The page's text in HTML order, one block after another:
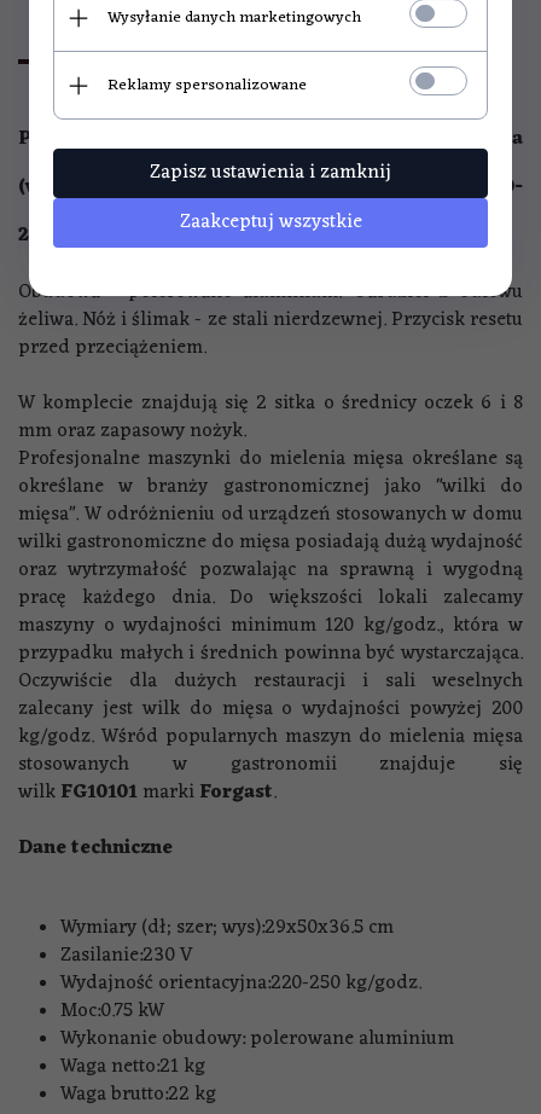
OPIS PRODUKTU
Profesjonalna maszynka do mielenia mięsa
(wilk) marki Forgast o orientacyjnej wydajności 220-
250 kg/godz.
Obudowa - polerowane aluminium. Gardziel z odlewu
żeliwa. Nóż i ślimak - ze stali nierdzewnej. Przycisk resetu
przed przeciążeniem.
W komplecie znajdują się 2 sitka o średnicy oczek 6 i 8
mm oraz zapasowy nożyk.
Profesjonalne maszynki do mielenia mięsa określane są
określane w branży gastronomicznej jako "wilki do
mięsa". W odróżnieniu od urządzeń stosowanych w domu
wilki gastronomiczne do mięsa posiadają dużą wydajność
oraz wytrzymałość pozwalając na sprawną i wygodną
pracę każdego dnia. Do większości lokali zalecamy
maszyny o wydajności minimum 120 kg/godz., która w
przypadku małych i średnich powinna być wystarczająca.
Oczywiście dla dużych restauracji i sali weselnych
zalecany jest wilk do mięsa o wydajności powyżej 200
kg/godz. Wśród popularnych maszyn do mielenia mięsa
stosowanych w gastronomii znajduje się
wilkFG10101markiForgast.
Dane techniczne
Wymiary (dł; szer; wys):29x50x36.5 cm
Zasilanie:230 V
Wydajność orientacyjna:220-250 kg/godz.
Moc:0.75 kW
Wykonanie obudowy:polerowane aluminium
Waga netto:21 kg
Waga brutto:22 kg
Wysyłanie danych marketingowych
Reklamy spersonalizowane
Zapisz ustawienia i zamknij
Zaakceptuj wszystkie